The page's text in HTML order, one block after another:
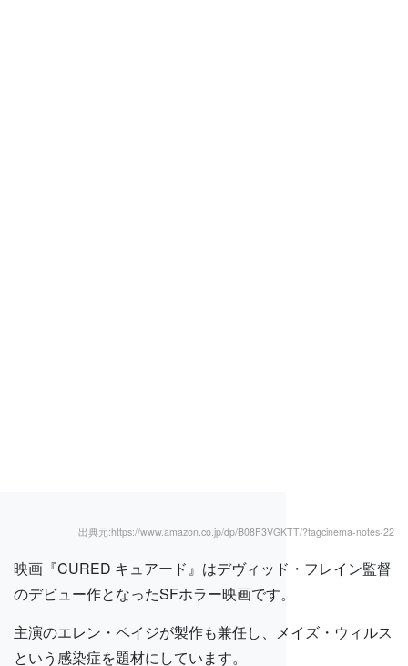
出典元:https://www.amazon.co.jp/dp/B08F3VGKTT/?tagcinema-notes-22
映画『CURED キュアード』はデヴィッド・フレイン監督
のデビュー作となったSFホラー映画です。
主演のエレン・ペイジが製作も兼任し、メイズ・ウィルス
という感染症を題材にしています。